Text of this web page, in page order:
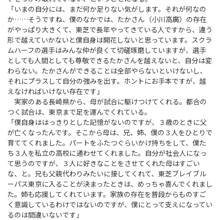
「いまの自分には、まだ何か足りない気がします。それが何なの
か……そうですね、僕のなかでは、たかさん（小川高廣）の存在
がやっぱり大きくて、東芝で長年やってきている人ですから、違う
形で越えていかないと僕自身は開花しないと思っています。スクラ
ムハーフの選手はみんな仲が良くて切磋琢磨していますが、選手
としても人間としても尊敬できるたかさんを越えないと、自分は変
わらない。たかさんができることは全部やらないといけないし、
それにプラスして自分の強みを出す。ホントにお手本ですが、越
えなければいけない存在です」
実家のある長崎県から、母が試合に駆けつけてくれる。都合の
つく試合は、東京まで足を運んでくれている。
「僕自身ははっきりとした記憶がないのですが、３歳のときに父
が亡くなったんです。そこから母は、兄、姉、僕の３人をひとりで
育ててくれました。パートをふたつぐらいかけ持ちをして、僕た
ち３人を私立の高校に通わせてくれました。自分が社会人になっ
て思うのですが、３人に好きなことをさせてくれた母はすごい
な、と。兄も父親代わりみたいに接してくれて、東芝ブレイブル
ーパス東京に入ることが決まったときは、めっちゃ喜んでくれまし
た。姉も応援してくれています。家族の存在を普段からものすご
く意識しているわけではないのですが、僕にとって支えになってい
るのは間違いないです」